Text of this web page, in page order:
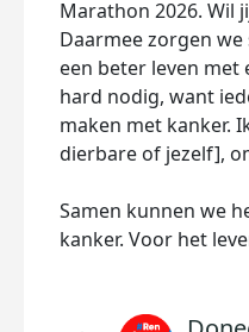
Marathon 2026. Wil
Daarmee zorgen
een beter leven met
hard nodig, want
maken met kanker.
dierbare of jezelf],
Samen kunnen we
kanker. Voor het